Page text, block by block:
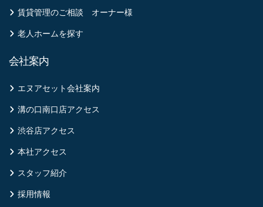
賃貸管理のご相談 オーナー様
老人ホームを探す
会社案内
エヌアセット会社案内
溝の口南口店アクセス
渋谷店アクセス
本社アクセス
スタッフ紹介
採用情報